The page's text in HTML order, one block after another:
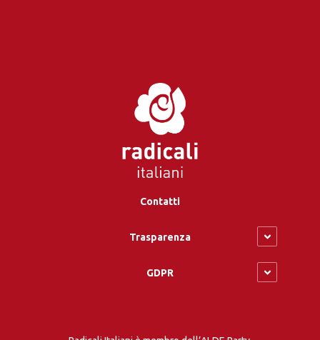
Contatti
Trasparenza
GDPR